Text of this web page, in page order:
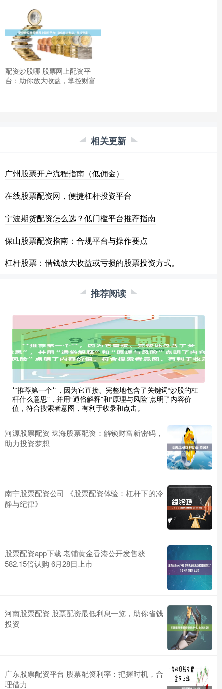
配资炒股哪 股票网上配资平
台：助你放大收益，掌控财富
相关更新
广州股票开户流程指南（低佣金）
在线股票配资网，便捷杠杆投资平台
宁波期货配资怎么选？低门槛平台推荐指南
保山股票配资指南：合规平台与操作要点
杠杆股票：借钱放大收益或亏损的股票投资方式。
推荐阅读
**推荐第一个**，因为它直接、完整地包含了关键词“炒股的杠
杆什么意思”，并用“通俗解释”和“原理与风险”点明了内容价
值，符合搜索者意图，有利于收录和点击。
河源股票配资 珠海股票配资：解锁财富新密码，
助力投资梦想
南宁股票配资公司 《股票配资体验：杠杆下的冷
静与纪律》
股票配资app下载 老铺黄金香港公开发售获
582.15倍认购 6月28日上市
河南股票配资 股票配资最低利息一览，助你省钱
投资
广东股票配资平台 股票配资利率：把握时机，合
理借力